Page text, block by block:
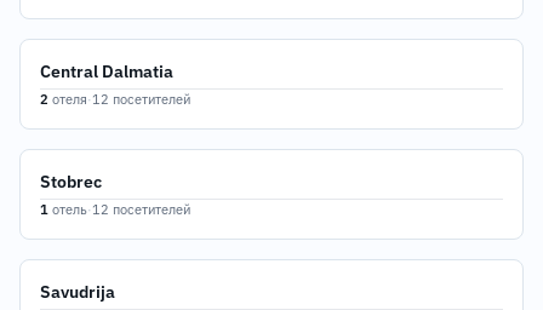
Central Dalmatia
2 отеля·12 посетителей
Stobrec
1 отель·12 посетителей
Savudrija